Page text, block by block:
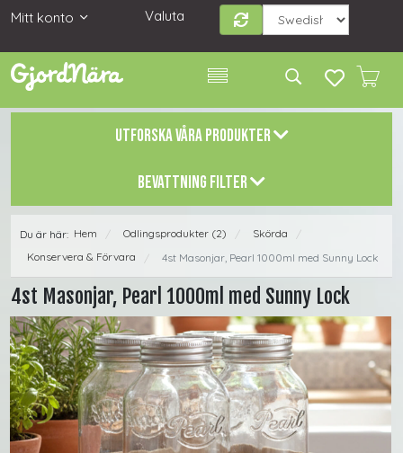
Mitt konto Valuta
UTFORSKA VÅRA PRODUKTER
BEVATTNING FILTER
Du är här: Hem / Odlingsprodukter (2) / Skörda
/
Konservera & Förvara
/ 4st Masonjar, Pearl 1000ml med Sunny Lock
4st Masonjar, Pearl 1000ml med Sunny Lock